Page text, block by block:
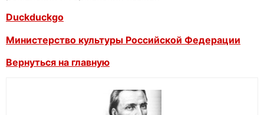
Duckduckgo
Министерство культуры Российской Федерации
Вернуться на главную